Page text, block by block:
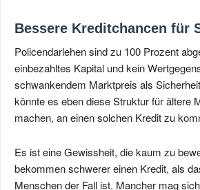
Bessere Kreditchancen für
Policendarlehen sind zu 100 Prozent
einbezahltes Kapital und kein
schwankendem Marktpreis als
könnte es eben diese Struktur für ältere
machen, an einen solchen Kredit zu
Es ist eine Gewissheit, die kaum zu
bekommen schwerer einen Kredit, als
Menschen der Fall ist. Mancher mag